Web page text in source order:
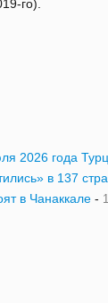
го).
2026 года
в 137
в Чанаккале -